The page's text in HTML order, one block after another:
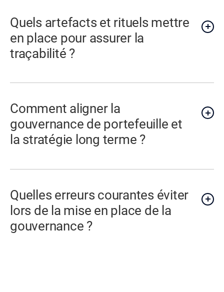
Quels artefacts et rituels mettre
en place pour assurer la
traçabilité ?
Comment aligner la
gouvernance de portefeuille et
la stratégie long terme ?
Quelles erreurs courantes éviter
lors de la mise en place de la
gouvernance ?